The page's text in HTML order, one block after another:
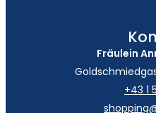
Fräulein
+43 1